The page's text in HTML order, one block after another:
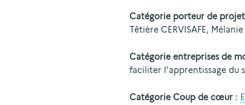
Catégorie porteur de projet
Têtière CERVISAFE,
Catégorie entreprises de
faciliter l'apprentissage du
Catégorie Coup de cœur :